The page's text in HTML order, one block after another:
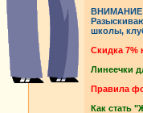
школы,
Cкидка 7%
Линеечки
Правила
Как стать